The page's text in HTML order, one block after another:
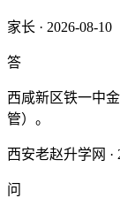
家长 · 2026-08-10
答
西咸新区铁一中
管）。
西安老赵升学网 ·
问